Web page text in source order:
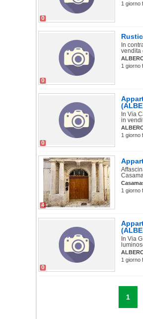
0
1 giorno
0
In
vendita
1 giorno
0
In Via
in
1 giorno
4
1 giorno
0
In Via
1 giorno
1